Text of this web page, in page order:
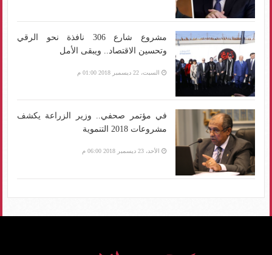
مشروع شارع 306 نافذة نحو الرقي
وتحسين الاقتصاد.. ويبقى الأمل
السبت، 22 ديسمبر 2018 01:00 م
في مؤتمر صحفي.. وزير الزراعة يكشف
مشروعات 2018 التنموية
الأحد، 23 ديسمبر 2018 06:00 م